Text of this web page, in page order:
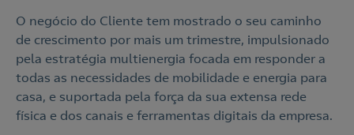
O negócio do Cliente tem mostrado o seu caminho
de crescimento por mais um trimestre, impulsionado
pela estratégia multienergia focada em responder a
todas as necessidades de mobilidade e energia para
casa, e suportada pela força da sua extensa rede
física e dos canais e ferramentas digitais da empresa.